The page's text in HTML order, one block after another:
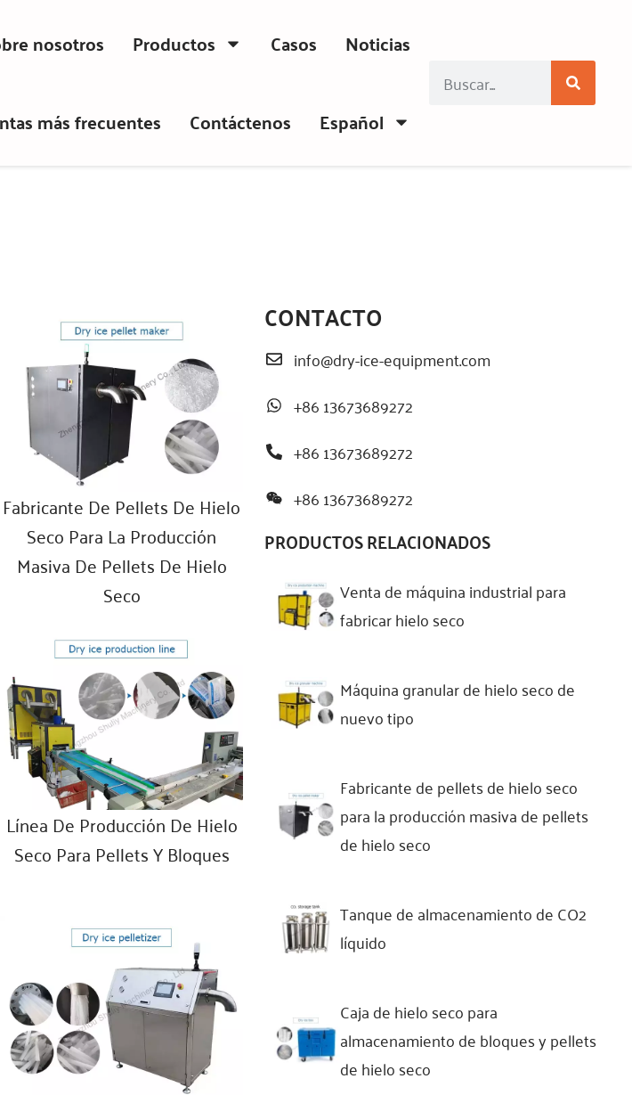
nosotros Productos Casos Noticias
más frecuentes Contáctenos Español
Fabricante De Pellets De Hielo
Seco Para La Producción
Masiva De Pellets De Hielo
Seco
Línea De Producción De Hielo
Seco Para Pellets Y Bloques
CONTACTO
info@dry-ice-equipment.com
+86 13673689272
+86 13673689272
+86 13673689272
PRODUCTOS RELACIONADOS
Venta de máquina industrial para
fabricar hielo seco
Máquina granular de hielo seco de
nuevo tipo
Fabricante de pellets de hielo seco
para la producción masiva de pellets
de hielo seco
Tanque de almacenamiento de CO2
líquido
Caja de hielo seco para
almacenamiento de bloques y pellets
de hielo seco